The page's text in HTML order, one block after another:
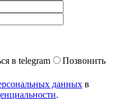
в telegram
Позвонить
данных в
.